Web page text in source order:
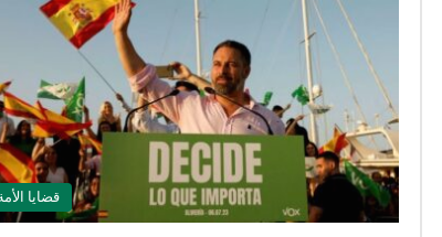
قضايا